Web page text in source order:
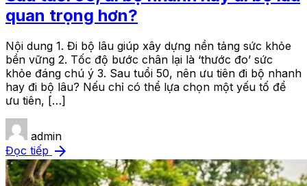
quan trọng hơn?
Nội dung 1. Đi bộ lâu giúp xây dựng nền tảng sức khỏe
bền vững 2. Tốc độ bước chân lại là ‘thước đo’ sức
khỏe đáng chú ý 3. Sau tuổi 50, nên ưu tiên đi bộ nhanh
hay đi bộ lâu? Nếu chỉ có thể lựa chọn một yếu tố để
ưu tiên, […]
admin
Đọc tiếp arrow_forward